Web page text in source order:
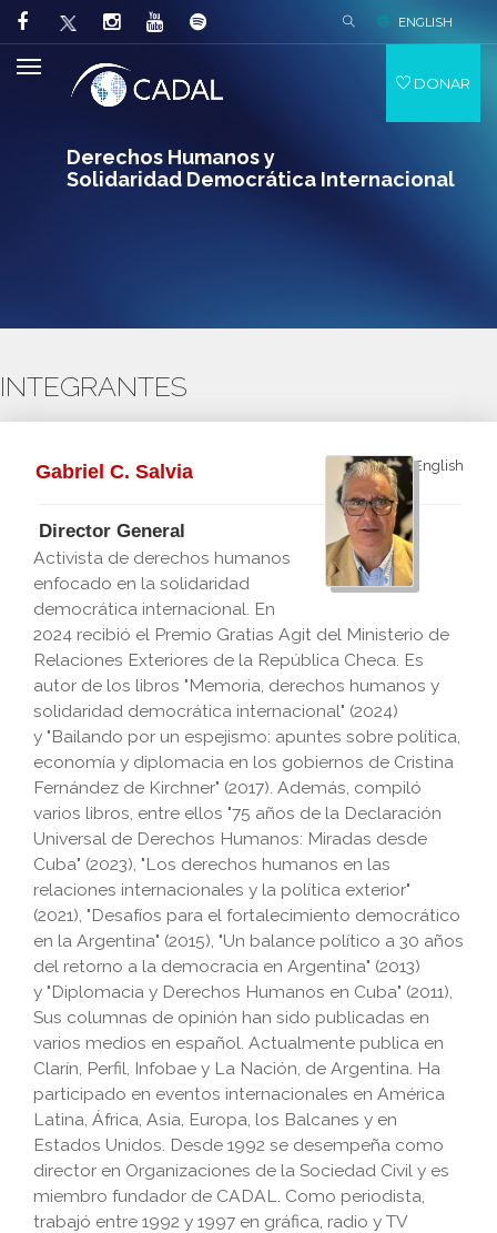
Derechos Humanos y
Solidaridad Democrática Internacional
ENGLISH
DONAR
INTEGRANTES
English
Gabriel C. Salvia
Director General
Activista de derechos humanos
enfocado en la solidaridad
democrática internacional. En
2024 recibió el Premio Gratias Agit del Ministerio de
Relaciones Exteriores de la República Checa. Es
autor de los libros "Memoria, derechos humanos y
solidaridad democrática internacional" (2024)
y "Bailando por un espejismo: apuntes sobre política,
economía y diplomacia en los gobiernos de Cristina
Fernández de Kirchner" (2017). Además, compiló
varios libros, entre ellos "75 años de la Declaración
Universal de Derechos Humanos: Miradas desde
Cuba" (2023), "Los derechos humanos en las
relaciones internacionales y la política exterior"
(2021), "Desafíos para el fortalecimiento democrático
en la Argentina" (2015), "Un balance político a 30 años
del retorno a la democracia en Argentina" (2013)
y "Diplomacia y Derechos Humanos en Cuba" (2011),
Sus columnas de opinión han sido publicadas en
varios medios en español. Actualmente publica en
Clarín, Perfil, Infobae y La Nación, de Argentina. Ha
participado en eventos internacionales en América
Latina, África, Asia, Europa, los Balcanes y en
Estados Unidos. Desde 1992 se desempeña como
director en Organizaciones de la Sociedad Civil y es
miembro fundador de CADAL. Como periodista,
trabajó entre 1992 y 1997 en gráfica, radio y TV